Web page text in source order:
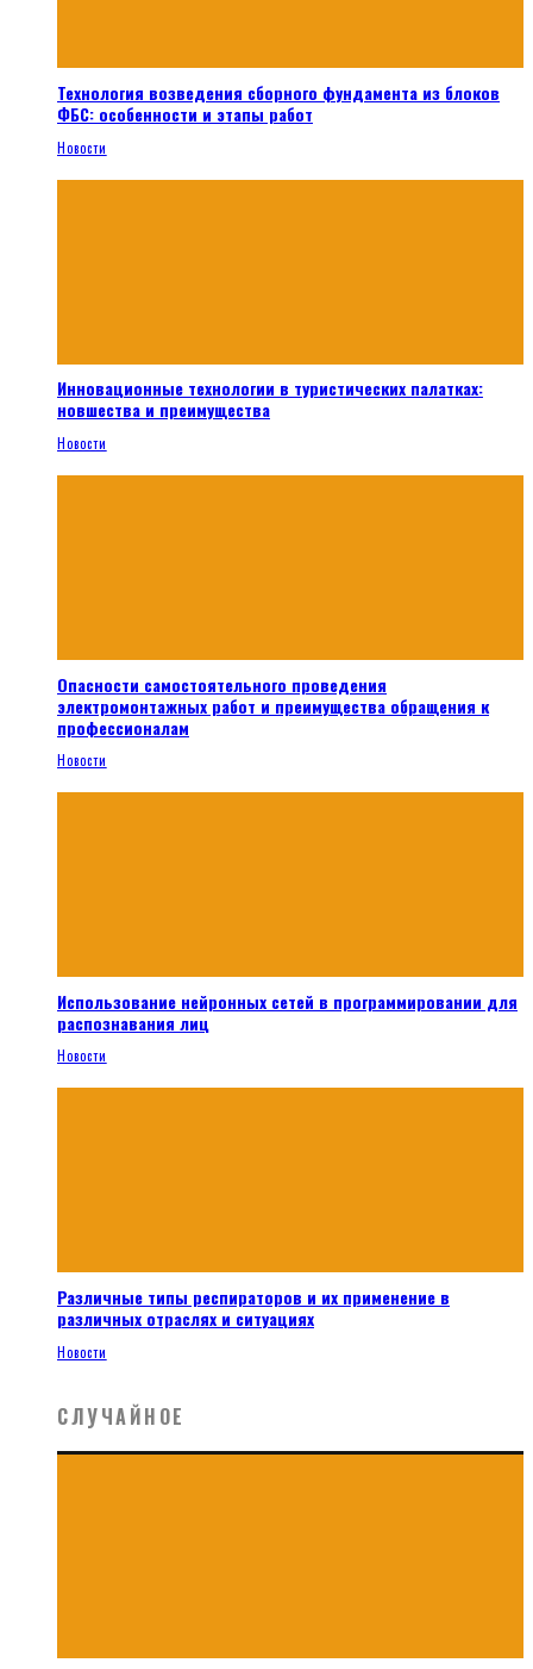
Технология возведения сборного фундамента из блоков
ФБС: особенности и этапы работ
Новости
Инновационные технологии в туристических палатках:
новшества и преимущества
Новости
Опасности самостоятельного проведения
электромонтажных работ и преимущества обращения к
профессионалам
Новости
Использование нейронных сетей в программировании для
распознавания лиц
Новости
Различные типы респираторов и их применение в
различных отраслях и ситуациях
Новости
СЛУЧАЙНОЕ